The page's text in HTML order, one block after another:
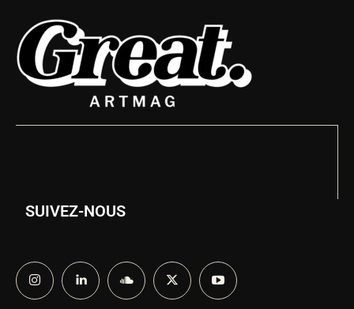
SUIVEZ-NOUS